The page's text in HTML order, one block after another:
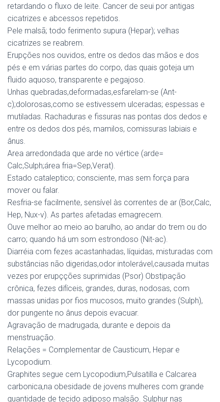
retardando o fluxo de leite. Cancer de seui por antigas
cicatrizes e abcessos repetidos.
Pele malsã; todo ferimento supura (Hepar); velhas
cicatrizes se reabrem.
Erupções nos ouvidos, entre os dedos das mãos e dos
pés e em várias partes do corpo, das quais goteja um
fluido aquoso, transparente e pegajoso.
Unhas quebradas,deformadas,esfarelam-se (Ant-
c);dolorosas,como se estivessem ulceradas; espessas e
mutiladas. Rachaduras e fissuras nas pontas dos dedos e
entre os dedos dos pés, mamilos, comissuras labiais e
ânus.
Area arredondada que arde no vértice (arde=
Calc,Sulph;área fria=Sep,Verat).
Estado cataleptico; consciente, mas sem força para
mover ou falar.
Resfria-se facilmente, sensível às correntes de ar (Bor,Calc,
Hep, Nux-v). As partes afetadas emagrecem.
Ouve melhor ao meio ao barulho, ao andar do trem ou do
carro; quando há um som estrondoso (Nit-ac).
Diarréia com fezes acastanhadas, líquidas, misturadas com
substâncias não digeridas,odor intolerável,causada muitas
vezes por erupçções suprimidas (Psor) Obstipação
crônica, fezes difíceis, grandes, duras, nodosas, com
massas unidas por fios mucosos, muito grandes (Sulph),
dor pungente no ânus depois evacuar.
Agravação de madrugada, durante e depois da
menstruação.
Relações = Complementar de Causticum, Hepar e
Lycopodium.
Graphites segue cem Lycopodium,Pulsatilla e Calcarea
carbonica,na obesidade de jovens mulheres com grande
quantidade de tecido adiposo malsão. Sulphur nas